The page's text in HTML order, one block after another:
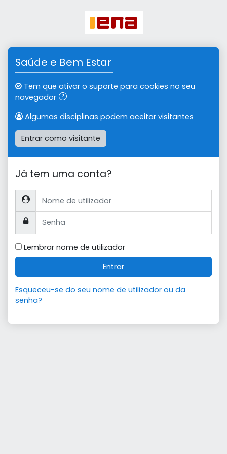
Saúde e Bem Estar
Tem que ativar o suporte para cookies no seu
navegador
Algumas disciplinas podem aceitar visitantes
Entrar como visitante
Já tem uma conta?
Nome de utilizador
Senha
Lembrar nome de utilizador
Entrar
Esqueceu-se do seu nome de utilizador ou da
senha?